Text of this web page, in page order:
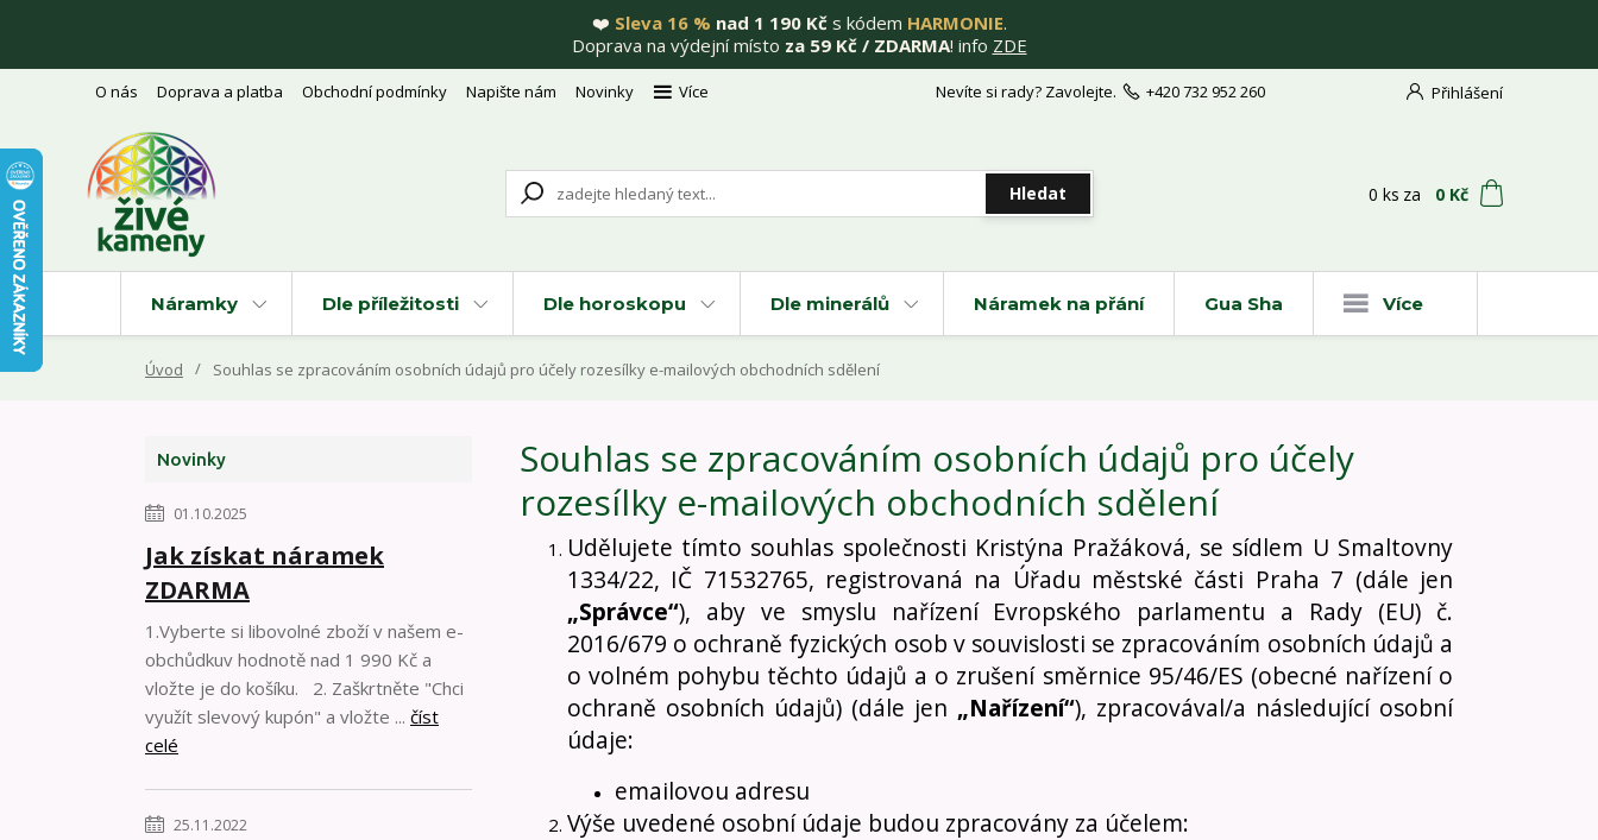
❤️ Sleva 16 % nad 1 190 Kčs kódem HARMONIE.
Doprava na výdejní místo za 59 Kč / ZDARMA! info ZDE
O nás Doprava a platba Obchodní podmínky Napište nám Novinky Více Přihlášení
Hledat
Nevíte si rady? Zavolejte. +420 732 952 260
0 ks za 0 Kč
Náramky Dle příležitosti Dle horoskopu Dle minerálů Náramek na přání Gua Sha Více
Úvod Souhlas se zpracováním osobních údajů pro účely rozesílky e-mailových obchodních sdělení
Novinky
01.10.2025
Jak získat náramek
ZDARMA
1.Vyberte si libovolné zboží v našem e-
obchůdkuv hodnotě nad 1 990 Kč a
vložte je do košíku. 2. Zaškrtněte "Chci
využít slevový kupón" a vložte ... číst
celé
25.11.2022
Souhlas se zpracováním osobních údajů pro účely
rozesílky e-mailových obchodních sdělení
Udělujete tímto souhlas společnosti Kristýna Pražáková, se sídlem U Smaltovny
1334/22, IČ 71532765, registrovaná na Úřadu městské části Praha 7 (dále jen
„Správce“), aby ve smyslu nařízení Evropského parlamentu a Rady (EU) č.
2016/679 o ochraně fyzických osob v souvislosti se zpracováním osobních údajů a
o volném pohybu těchto údajů a o zrušení směrnice 95/46/ES (obecné nařízení o
ochraně osobních údajů) (dále jen „Nařízení“), zpracovával/a následující osobní
údaje:
emailovou adresu
Výše uvedené osobní údaje budou zpracovány za účelem: